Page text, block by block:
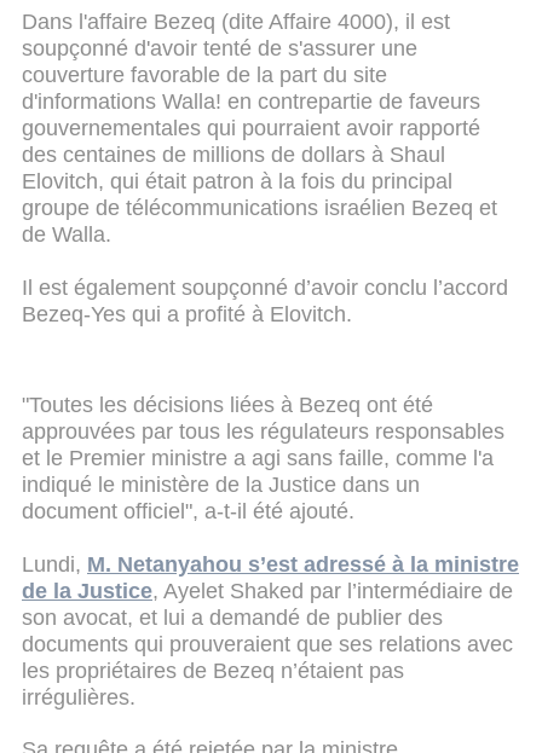
Dans l'affaire Bezeq (dite Affaire 4000), il est
soupçonné d'avoir tenté de s'assurer une
couverture favorable de la part du site
d'informations Walla! en contrepartie de faveurs
gouvernementales qui pourraient avoir rapporté
des centaines de millions de dollars à Shaul
Elovitch, qui était patron à la fois du principal
groupe de télécommunications israélien Bezeq et
de Walla.
Il est également soupçonné d’avoir conclu l’accord
Bezeq-Yes qui a profité à Elovitch.
"Toutes les décisions liées à Bezeq ont été
approuvées par tous les régulateurs responsables
et le Premier ministre a agi sans faille, comme l'a
indiqué le ministère de la Justice dans un
document officiel", a-t-il été ajouté.
Lundi, M. Netanyahou s’est adressé à la ministre
de la Justice, Ayelet Shaked par l’intermédiaire de
son avocat, et lui a demandé de publier des
documents qui prouveraient que ses relations avec
les propriétaires de Bezeq n’étaient pas
irrégulières.